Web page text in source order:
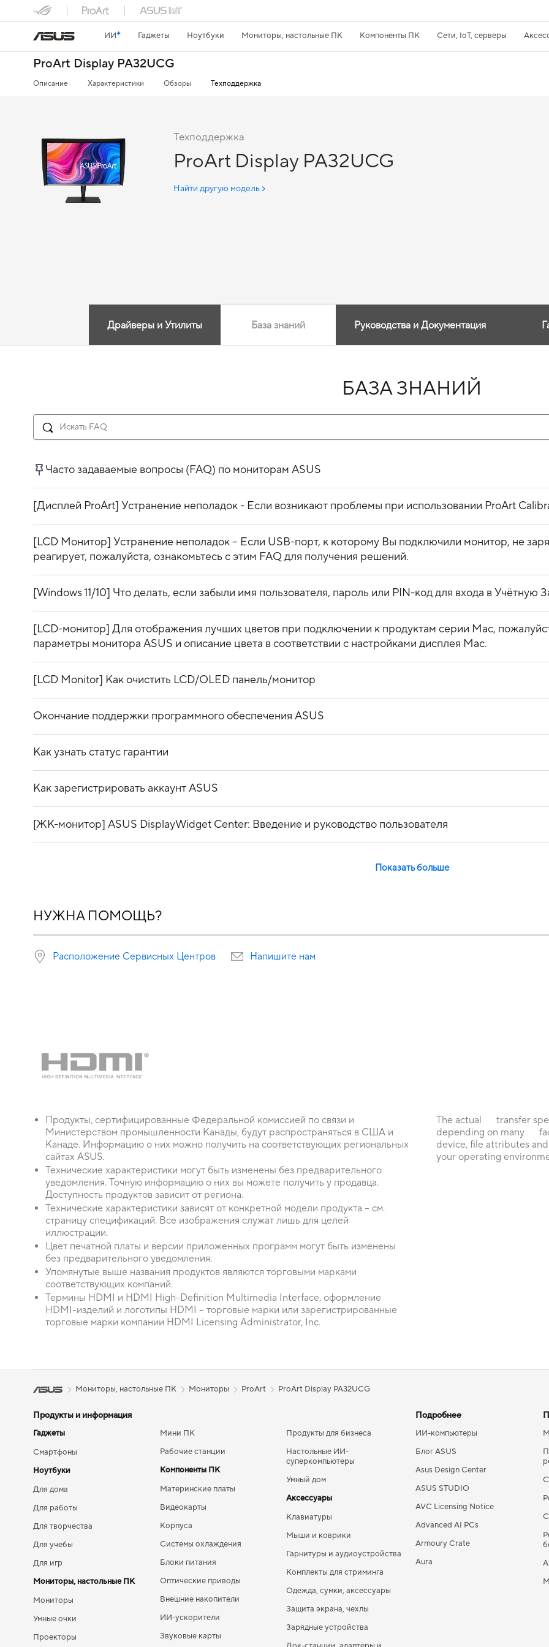
ИИ Гаджеты Ноутбуки Мониторы, настольные ПК Компоненты ПК Сети, IoT, серверы
ProArt Display PA32UCG
Описание Характеристики Обзоры Техподдержка
Техподдержка
ProArt Display PA32UCG
Найти другую модель
Драйверы и Утилиты База знаний Руководства и Документация
БАЗА ЗНАНИЙ
НУЖНА ПОМОЩЬ?
Расположение Сервисных Центров Напишите нам
Часто задаваемые вопросы (FAQ) по мониторам ASUS
[Дисплей ProArt] Устранение неполадок - Если возникают проблемы при использовании ProArt
[LCD Монитор] Устранение неполадок – Если USB-порт, к которому Вы подключили монитор, не
реагирует, пожалуйста, ознакомьтесь с этим FAQ для получения решений.
[Windows 11/10] Что делать, если забыли имя пользователя, пароль или PIN-код для входа в Учётную
[LCD-монитор] Для отображения лучших цветов при подключении к продуктам серии Mac,
параметры монитора ASUS и описание цвета в соответствии с настройками дисплея Mac.
[LCD Monitor] Как очистить LCD/OLED панель/монитор
Окончание поддержки программного обеспечения ASUS
Как узнать статус гарантии
Как зарегистрировать аккаунт ASUS
[ЖК-монитор] ASUS DisplayWidget Center: Введение и руководство пользователя
Показать больше
Продукты, сертифицированные Федеральной комиссией по связи и
Министерством промышленности Канады, будут распространяться в США и
Канаде. Информацию о них можно получить на соответствующих региональных
сайтах ASUS.
Технические характеристики могут быть изменены без предварительного
уведомления. Точную информацию о них вы можете получить у продавца.
Доступность продуктов зависит от региона.
Технические характеристики зависят от конкретной модели продукта – см.
страницу спецификаций. Все изображения служат лишь для целей
иллюстрации.
Цвет печатной платы и версии приложенных программ могут быть изменены
без предварительного уведомления.
Упомянутые выше названия продуктов являются торговыми марками
соответствующих компаний.
Термины HDMI и HDMI High-Definition Multimedia Interface, оформление
HDMI-изделий и логотипы HDMI – торговые марки или зарегистрированные
торговые марки компании HDMI Licensing Administrator, Inc.
The actual transfer
depending on many
device, file attributes
your operating
Мониторы, настольные ПК Мониторы ProArt ProArt Display PA32UCG
Продукты и информация
Гаджеты
Смартфоны
Ноутбуки
Для дома
Для работы
Для творчества
Для учебы
Для игр
Мониторы, настольные ПК
Мониторы
Умные очки
Проекторы
Мини ПК
Рабочие станции
Компоненты ПК
Материнские платы
Видеокарты
Корпуса
Системы охлаждения
Блоки питания
Оптические приводы
Внешние накопители
ИИ-ускорители
Звуковые карты
Продукты для бизнеса
Настольные ИИ-
суперкомпьютеры
Умный дом
Аксессуары
Клавиатуры
Мыши и коврики
Гарнитуры и аудиоустройства
Комплекты для стриминга
Одежда, сумки, аксессуары
Защита экрана, чехлы
Зарядные устройства
Подробнее
ИИ-компьютеры
Блог ASUS
Asus Design Center
ASUS STUDIO
AVC Licensing Notice
Advanced AI PCs
Armoury Crate
Aura